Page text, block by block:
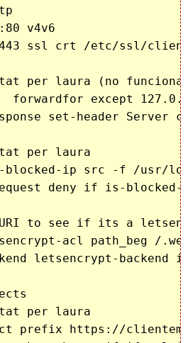
v4v6
forwardfor except
deny if is-blocked-
to see if its a
prefix https://